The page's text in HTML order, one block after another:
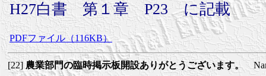
H27白書 第１章 P23 に記載
PDFファイル（116KB）
[22]農業部門の臨時掲示板開設ありがとうございます。